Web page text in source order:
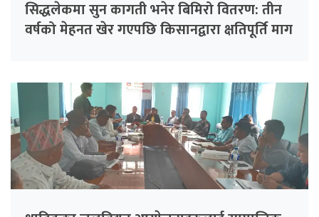
सिद्धलेकमा सुन कागती भनेर बिमिरो वितरण: तीन
वर्षको मेहनत खेर गएपछि किसानद्वारा क्षतिपूर्ति माग